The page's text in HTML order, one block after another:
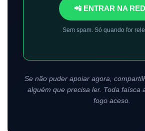
📲 ENTRAR NA
Sem spam. Só quando for
Se não puder apoiar agora,
alguém que precisa ler. Toda faísca
fogo aceso.